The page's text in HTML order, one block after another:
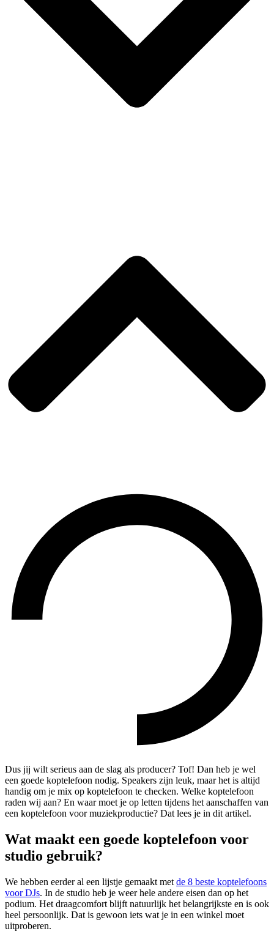
Dus jij wilt serieus aan de slag als producer? Tof! Dan heb je wel
een goede koptelefoon nodig. Speakers zijn leuk, maar het is altijd
handig om je mix op koptelefoon te checken. Welke koptelefoon
raden wij aan? En waar moet je op letten tijdens het aanschaffen van
een koptelefoon voor muziekproductie? Dat lees je in dit artikel.
Wat maakt een goede koptelefoon voor
studio gebruik?
We hebben eerder al een lijstje gemaakt met de 8 beste koptelefoons
voor DJs. In de studio heb je weer hele andere eisen dan op het
podium. Het draagcomfort blijft natuurlijk het belangrijkste en is ook
heel persoonlijk. Dat is gewoon iets wat je in een winkel moet
uitproberen.